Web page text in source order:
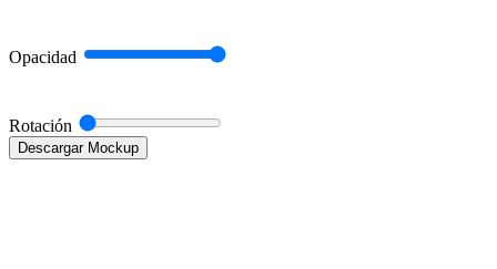
Opacidad
Rotación
Descargar Mockup